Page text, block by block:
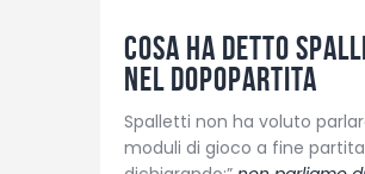
Cosa ha detto
nel dopopartita
Spalletti non ha voluto
moduli di gioco a fine